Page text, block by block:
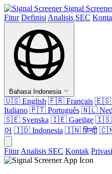
Signal
Fitur Definisi Analisis SEC
Bahasa Indonesia
🇺🇸 English 🇫🇷 Français 🇪🇸
Italiano 🇵🇹 Português 🇳🇱
🇸🇪 Svenska 🇮🇪 Gaeilge 🇮🇸
어 🇮🇩 Indonesia 🇮🇳हिन्दी
Fitur Analisis SEC Kontak Privasi